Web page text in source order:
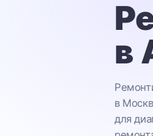
в
в
для